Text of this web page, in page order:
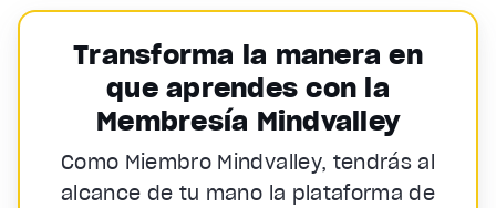
Transforma la manera en
que aprendes con la
Membresía Mindvalley
Como Miembro Mindvalley, tendrás al
alcance de tu mano la plataforma de